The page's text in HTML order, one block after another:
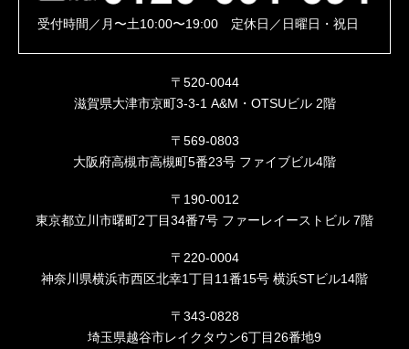
受付時間／月〜土10:00〜19:00 定休日／日曜日・祝日
〒520-0044
滋賀県大津市京町3-3-1 A&M・OTSUビル 2階
〒569-0803
大阪府高槻市高槻町5番23号 ファイブビル4階
〒190-0012
東京都立川市曙町2丁目34番7号 ファーレイーストビル 7階
〒220-0004
神奈川県横浜市西区北幸1丁目11番15号 横浜STビル14階
〒343-0828
埼玉県越谷市レイクタウン6丁目26番地9